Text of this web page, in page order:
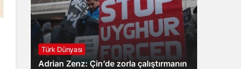
Türk Dünyası
Adrian Zenz: Çin’de zorla çalıştırmanın